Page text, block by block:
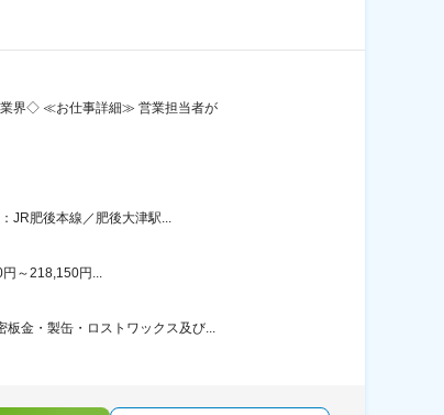
業界◇ ≪お仕事詳細≫ 営業担当者が
JR肥後本線／肥後大津駅...
～218,150円...
金・製缶・ロストワックス及び...